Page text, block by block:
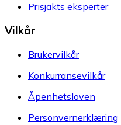
Prisjakts eksperter
Vilkår
Brukervilkår
Konkurransevilkår
Åpenhetsloven
Personvernerklæring